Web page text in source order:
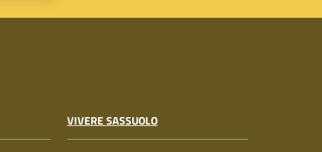
VIVERE SASSUOLO